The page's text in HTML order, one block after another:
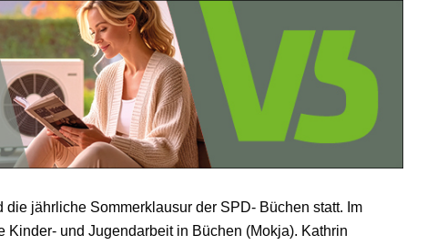
die jährliche Sommerklausur der SPD- Büchen statt. Im
Kinder- und Jugendarbeit in Büchen (Mokja). Kathrin